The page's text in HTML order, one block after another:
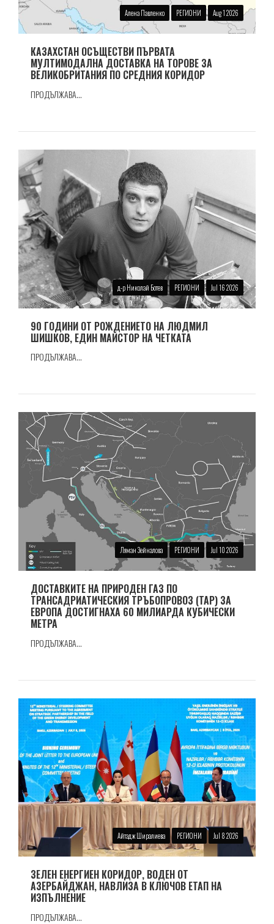
Алена Павленко РЕГИОНИ Aug 1 2026
КАЗАХСТАН ОСЪЩЕСТВИ ПЪРВАТА
МУЛТИМОДАЛНА ДОСТАВКА НА ТОРОВЕ ЗА
ВЕЛИКОБРИТАНИЯ ПО СРЕДНИЯ КОРИДОР
ПРОДЪЛЖАВА...
д-р Николай Ботев РЕГИОНИ Jul 16 2026
90 ГОДИНИ ОТ РОЖДЕНИЕТО НА ЛЮДМИЛ
ШИШКОВ, ЕДИН МАЙСТОР НА ЧЕТКАТА
ПРОДЪЛЖАВА...
Ляман Зейналова РЕГИОНИ Jul 10 2026
ДОСТАВКИТЕ НА ПРИРОДЕН ГАЗ ПО
ТРАНСАДРИАТИЧЕСКИЯ ТРЪБОПРОВОЗ (TAP) ЗА
ЕВРОПА ДОСТИГНАХА 60 МИЛИАРДА КУБИЧЕСКИ
МЕТРА
ПРОДЪЛЖАВА...
Айтадж Ширалиева РЕГИОНИ Jul 8 2026
ЗЕЛЕН ЕНЕРГИЕН КОРИДОР, ВОДЕН ОТ
АЗЕРБАЙДЖАН, НАВЛИЗА В КЛЮЧОВ ЕТАП НА
ИЗПЪЛНЕНИЕ
ПРОДЪЛЖАВА...